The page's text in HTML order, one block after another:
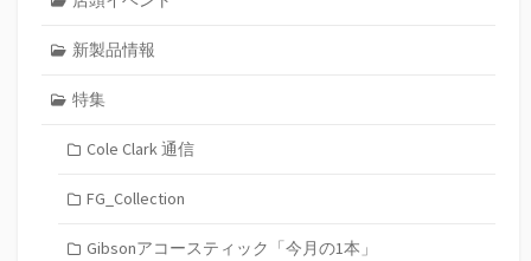
新製品情報
特集
Cole Clark 通信
FG_Collection
Gibsonアコースティック「今月の1本」